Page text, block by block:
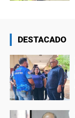
DESTACADO